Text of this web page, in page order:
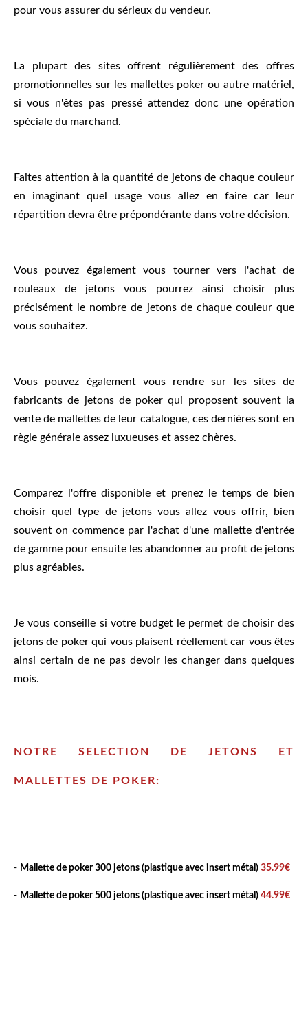
pour vous assurer du sérieux du vendeur.
La plupart des sites offrent régulièrement des offres
promotionnelles sur les mallettes poker ou autre matériel,
si vous n'êtes pas pressé attendez donc une opération
spéciale du marchand.
Faites attention à la quantité de jetons de chaque couleur
en imaginant quel usage vous allez en faire car leur
répartition devra être prépondérante dans votre décision.
Vous pouvez également vous tourner vers l'achat de
rouleaux de jetons vous pourrez ainsi choisir plus
précisément le nombre de jetons de chaque couleur que
vous souhaitez.
Vous pouvez également vous rendre sur les sites de
fabricants de jetons de poker qui proposent souvent la
vente de mallettes de leur catalogue, ces dernières sont en
règle générale assez luxueuses et assez chères.
Comparez l'offre disponible et prenez le temps de bien
choisir quel type de jetons vous allez vous offrir, bien
souvent on commence par l'achat d'une mallette d'entrée
de gamme pour ensuite les abandonner au profit de jetons
plus agréables.
Je vous conseille si votre budget le permet de choisir des
jetons de poker qui vous plaisent réellement car vous êtes
ainsi certain de ne pas devoir les changer dans quelques
mois.
NOTRE SELECTION DE JETONS ET
MALLETTES DE POKER:
- Mallette de poker 300 jetons (plastique avec insert métal) 35.99€
- Mallette de poker 500 jetons (plastique avec insert métal) 44.99€